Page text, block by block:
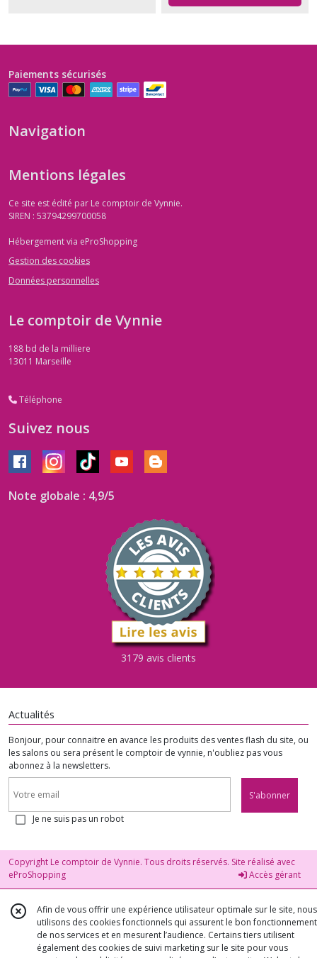
Paiements sécurisés
Navigation
Mentions légales
Ce site est édité par Le comptoir de Vynnie.
SIREN : 53794299700058
Hébergement via eProShopping
Gestion des cookies
Données personnelles
Le comptoir de Vynnie
188 bd de la milliere
13011 Marseille
Téléphone
Suivez nous
Note globale : 4,9/5
3179 avis clients
Actualités
Bonjour, pour connaitre en avance les produits des ventes flash du site, ou
les salons ou sera présent le comptoir de vynnie, n'oubliez pas vous
abonnez à la newsletters.
S'abonner
Je ne suis pas un robot
Copyright Le comptoir de Vynnie. Tous droits réservés. Site réalisé avec
eProShopping
Accès gérant
Afin de vous offrir une expérience utilisateur optimale sur le site, nous
utilisons des cookies fonctionnels qui assurent le bon fonctionnement
de nos services et en mesurent l’audience. Certains tiers utilisent
également des cookies de suivi marketing sur le site pour vous